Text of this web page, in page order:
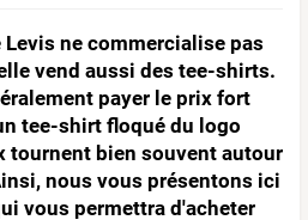
ne commercialise pas
vend aussi des tee-shirts.
payer le prix fort
tee-shirt floqué du logo
tournent bien souvent autour
nous vous présentons ici
vous permettra d'acheter